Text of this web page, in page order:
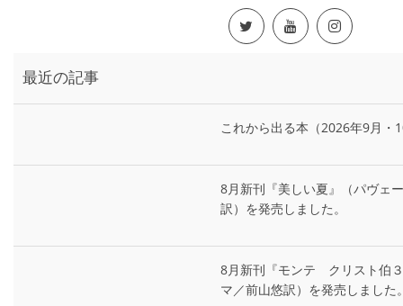
最近の記事
これから出る本（2026年9月・
8月新刊『美しい夏』（パヴェ
訳）を発売しました。
8月新刊『モンテ゠クリスト伯
マ／前山悠訳）を発売しました